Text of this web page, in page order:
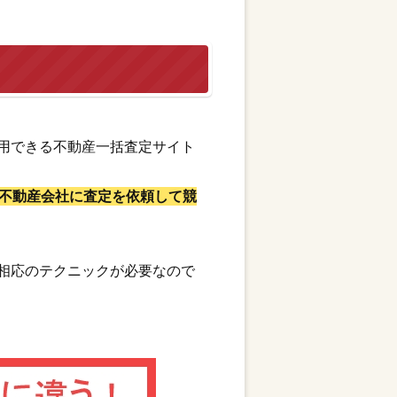
できる不動産一括査定サイト
動産会社に査定を依頼して競
応のテクニックが必要なので